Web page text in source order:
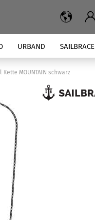
URBAND SAILBRACE
Kette MOUNTAIN schwarz